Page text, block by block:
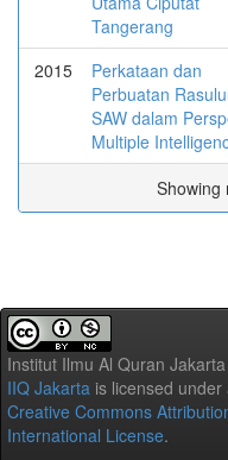
Tangerang
2015
Perkataan dan
Perbuatan
SAW dalam
Multiple
Showing
Institut Ilmu Al Quran
IIQ Jakarta is licensed under
Creative Commons
International License.